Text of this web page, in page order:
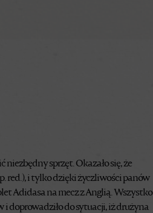
sprzęt. Okazało się, że
red.), i tylko dzięki życzliwości panów
Adidasa na mecz z Anglią. Wszystko
doprowadziło do sytuacji, iż drużyna